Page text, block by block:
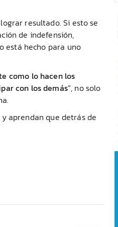
resultado. Si esto se
de indefensión,
está hecho para uno
como lo hacen los
con los demás”, no solo
aprendan que detrás de